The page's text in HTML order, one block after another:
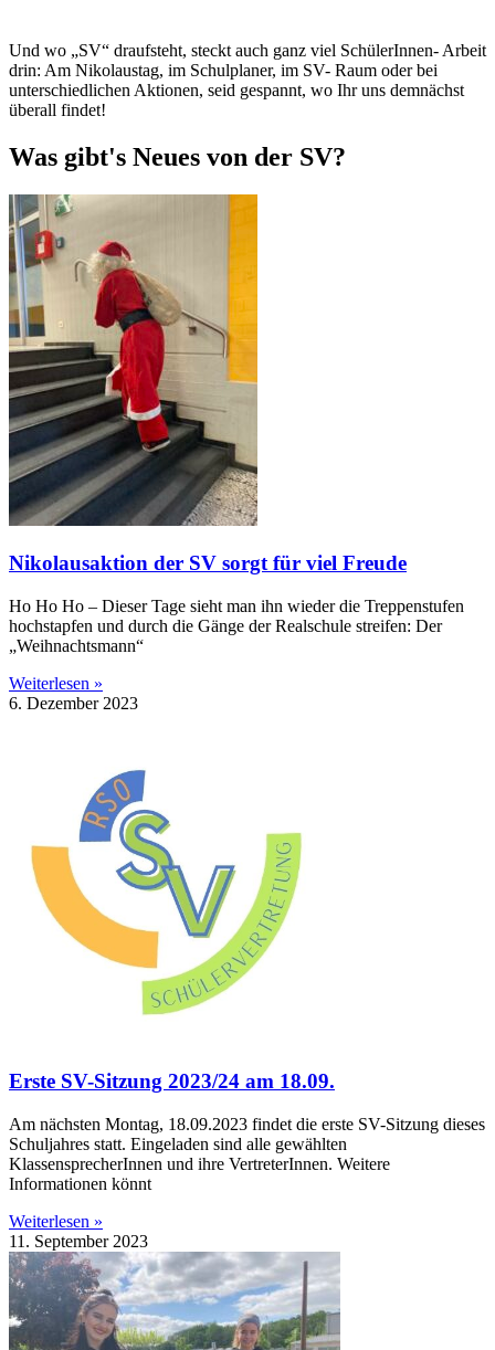
Und wo „SV“ draufsteht, steckt auch ganz viel SchülerInnen- Arbeit
drin: Am Nikolaustag, im Schulplaner, im SV- Raum oder bei
unterschiedlichen Aktionen, seid gespannt, wo Ihr uns demnächst
überall findet!
Was gibt's Neues von der SV?
Nikolausaktion der SV sorgt für viel Freude
Ho Ho Ho – Dieser Tage sieht man ihn wieder die Treppenstufen
hochstapfen und durch die Gänge der Realschule streifen: Der
„Weihnachtsmann“
Weiterlesen »
6. Dezember 2023
Erste SV-Sitzung 2023/24 am 18.09.
Am nächsten Montag, 18.09.2023 findet die erste SV-Sitzung dieses
Schuljahres statt. Eingeladen sind alle gewählten
KlassensprecherInnen und ihre VertreterInnen. Weitere
Informationen könnt
Weiterlesen »
11. September 2023